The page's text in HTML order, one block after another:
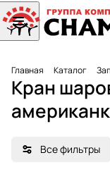
Главная Каталог
Кран
Все фильтры